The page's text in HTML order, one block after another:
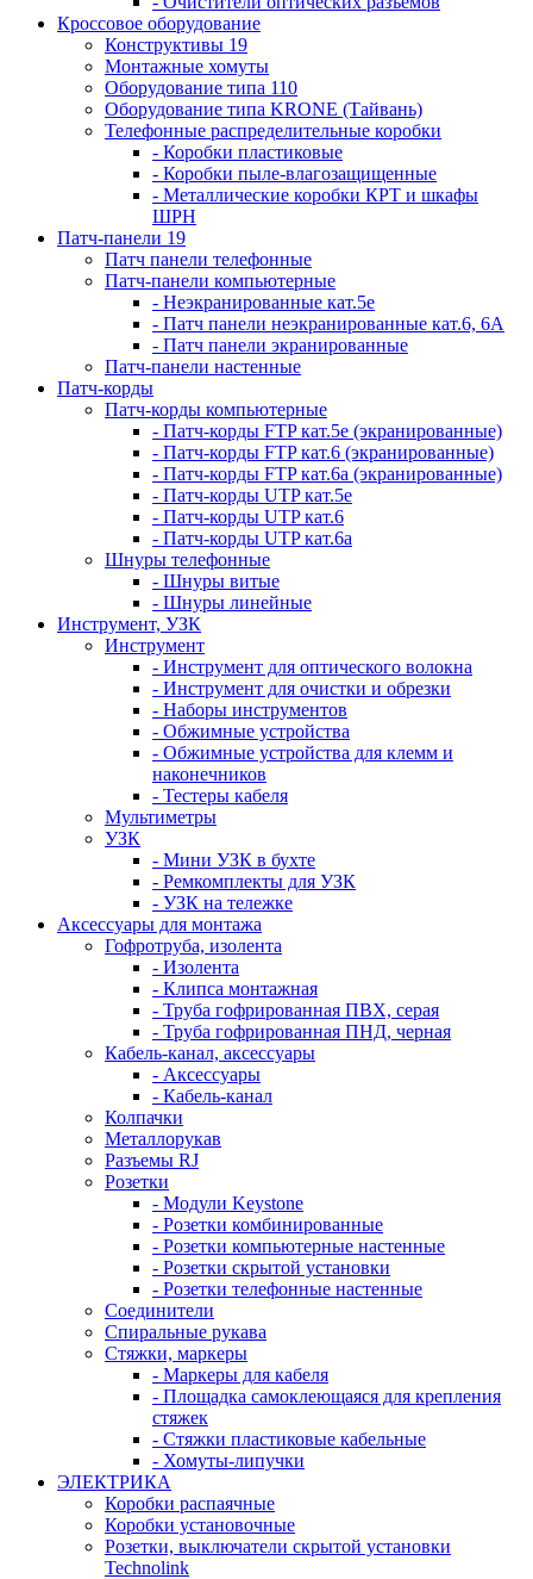
Кроссовое оборудование
Конструктивы 19
Монтажные хомуты
Оборудование типа 110
Оборудование типа KRONE (Тайвань)
Телефонные распределительные коробки
- Коробки пластиковые
- Коробки пыле-влагозащищенные
- Металлические коробки КРТ и шкафы
ШРН
Патч-панели 19
Патч панели телефонные
Патч-панели компьютерные
- Неэкранированные кат.5е
- Патч панели неэкранированные кат.6, 6А
- Патч панели экранированные
Патч-панели настенные
Патч-корды
Патч-корды компьютерные
- Патч-корды FTP кат.5е (экранированные)
- Патч-корды FTP кат.6 (экранированные)
- Патч-корды FTP кат.6а (экранированные)
- Патч-корды UTP кат.5е
- Патч-корды UTP кат.6
- Патч-корды UTP кат.6а
Шнуры телефонные
- Шнуры витые
- Шнуры линейные
Инструмент, УЗК
Инструмент
- Инструмент для оптического волокна
- Инструмент для очистки и обрезки
- Наборы инструментов
- Обжимные устройства
- Обжимные устройства для клемм и
наконечников
- Тестеры кабеля
Мультиметры
УЗК
- Мини УЗК в бухте
- Ремкомплекты для УЗК
- УЗК на тележке
Аксессуары для монтажа
Гофротруба, изолента
- Изолента
- Клипса монтажная
- Труба гофрированная ПВХ, серая
- Труба гофрированная ПНД, черная
Кабель-канал, аксессуары
- Аксессуары
- Кабель-канал
Колпачки
Металлорукав
Разъемы RJ
Розетки
- Модули Keystone
- Розетки комбинированные
- Розетки компьютерные настенные
- Розетки скрытой установки
- Розетки телефонные настенные
Соединители
Спиральные рукава
Стяжки, маркеры
- Маркеры для кабеля
- Площадка самоклеющаяся для крепления
стяжек
- Стяжки пластиковые кабельные
- Хомуты-липучки
ЭЛЕКТРИКА
Коробки распаячные
Коробки установочные
Розетки, выключатели скрытой установки
Technolink